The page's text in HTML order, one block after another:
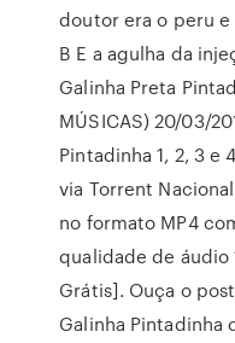
doutor era o peru e
B E a agulha da
Galinha Preta
MÚSICAS) 20/03/
Pintadinha 1, 2, 3 e
via Torrent
no formato MP4
qualidade de áudio
Grátis]. Ouça o
Galinha Pintadinha